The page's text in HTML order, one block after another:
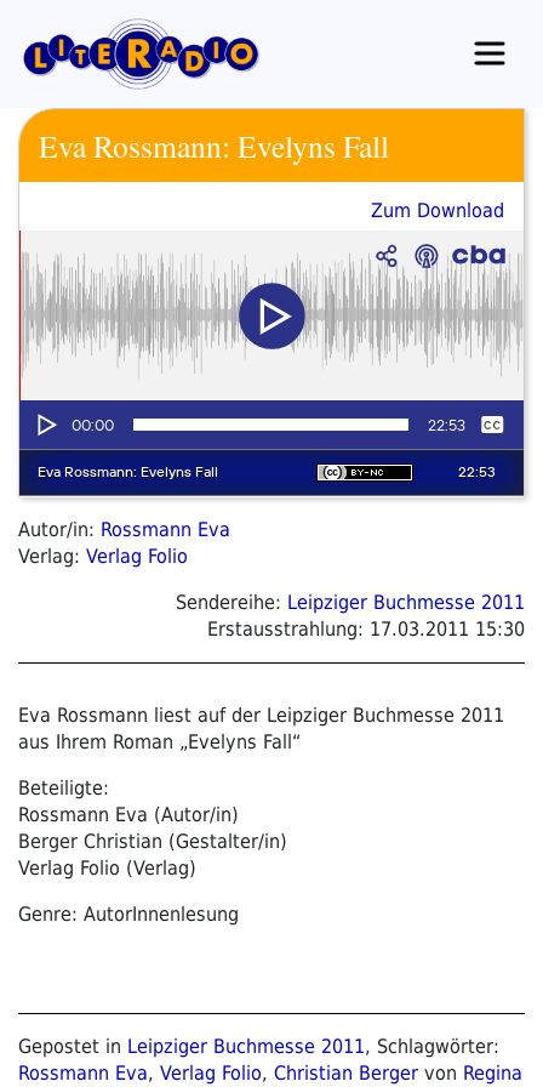
Inhalt
springen
Eva Rossmann: Evelyns Fall
Zum Download
Autor/in: Rossmann Eva
Verlag: Verlag Folio
Sendereihe: Leipziger Buchmesse 2011
Erstausstrahlung: 17.03.2011 15:30
Eva Rossmann liest auf der Leipziger Buchmesse 2011
aus Ihrem Roman „Evelyns Fall“
Beteiligte:
Rossmann Eva (Autor/in)
Berger Christian (Gestalter/in)
Verlag Folio (Verlag)
Genre: AutorInnenlesung
Gepostet in Leipziger Buchmesse 2011, Schlagwörter:
Rossmann Eva, Verlag Folio, Christian Berger von Regina